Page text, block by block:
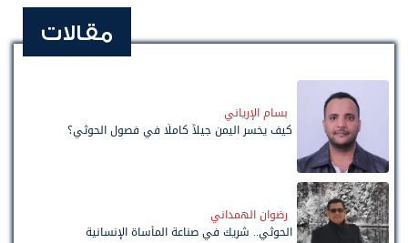
مقالات
بسام الإرياني
كيف يخسر اليمن جيلاً كاملًا في فصول الحوثي؟
رضوان الهمداني
الحوثي.. شريك في صناعة المأساة الإنسانية